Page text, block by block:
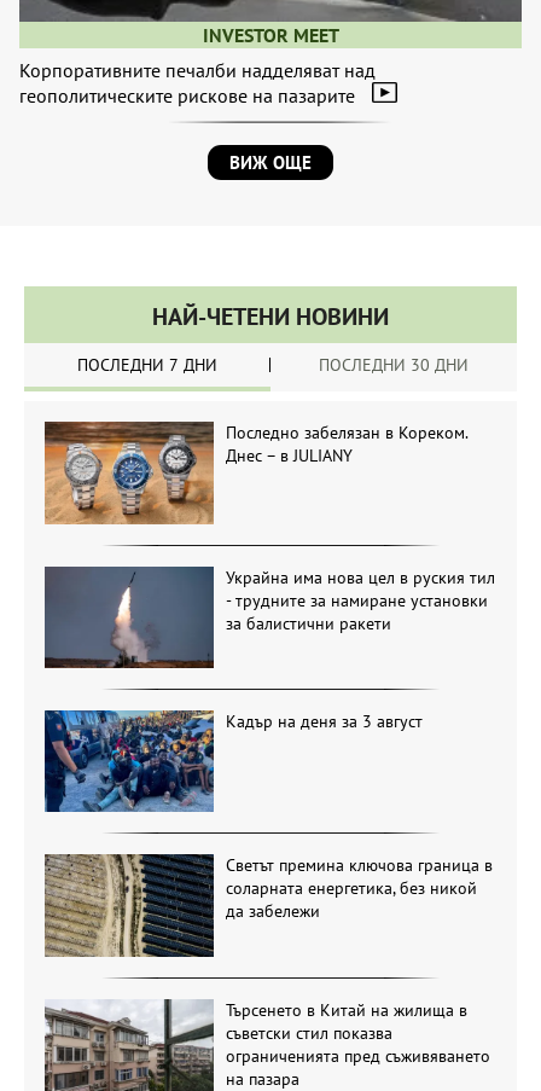
INVESTOR MEET
Корпоративните печалби надделяват над
геополитическите рискове на пазарите
ВИЖ ОЩЕ
НАЙ-ЧЕТЕНИ НОВИНИ
ПОСЛЕДНИ 7 ДНИ ПОСЛЕДНИ 30 ДНИ
Последно забелязан в Кореком.
Днес – в JULIANY
Украйна има нова цел в руския тил
- трудните за намиране установки
за балистични ракети
Кадър на деня за 3 август
Светът премина ключова граница в
соларната енергетика, без никой
да забележи
Търсенето в Китай на жилища в
съветски стил показва
ограниченията пред съживяването
на пазара